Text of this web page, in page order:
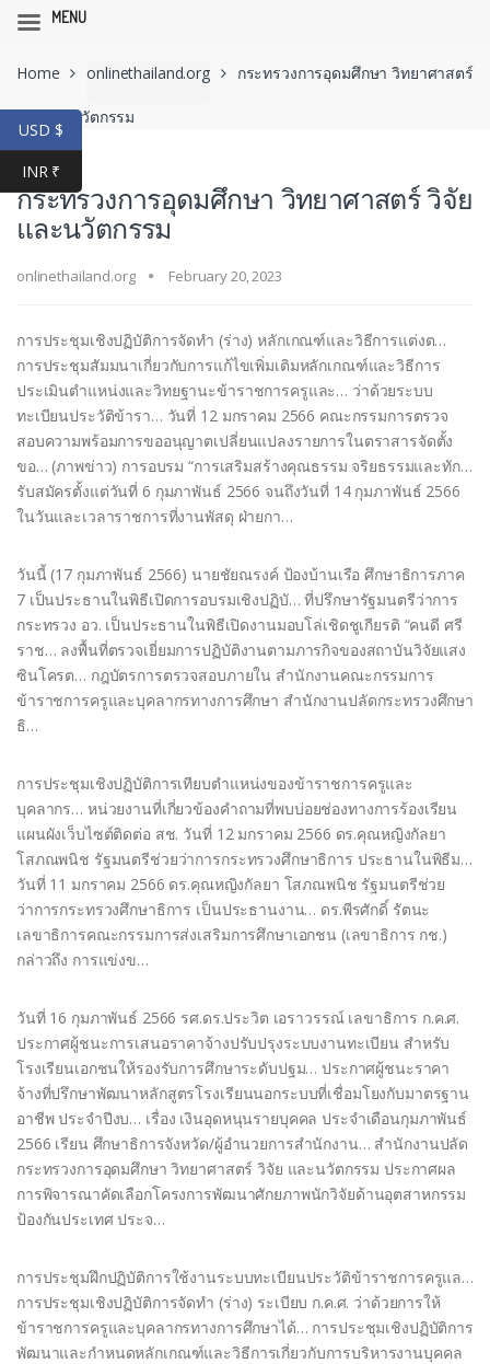
navigation
content
Home onlinethailand.org กระทรวงการอุดมศึกษา วิทยาศาสตร์
วิจัยและนวัตกรรม
กระทรวงการอุดมศึกษา วิทยาศาสตร์ วิจัย
และนวัตกรรม
onlinethailand.org February 20, 2023
การประชุมเชิงปฏิบัติการจัดทำ (ร่าง) หลักเกณฑ์และวิธีการแต่งต…
การประชุมสัมมนาเกี่ยวกับการแก้ไขเพิ่มเติมหลักเกณฑ์และวิธีการ
ประเมินตำแหน่งและวิทยฐานะข้าราชการครูและ… ว่าด้วยระบบ
ทะเบียนประวัติข้ารา… วันที่ 12 มกราคม 2566 คณะกรรมการตรวจ
สอบความพร้อมการขออนุญาตเปลี่ยนแปลงรายการในตราสารจัดตั้ง
ขอ… (ภาพข่าว) การอบรม “การเสริมสร้างคุณธรรม จริยธรรมและทัก…
รับสมัครตั้งแต่วันที่ 6 กุมภาพันธ์ 2566 จนถึงวันที่ 14 กุมภาพันธ์ 2566
ในวันและเวลาราชการที่งานพัสดุ ฝ่ายกา…
วันนี้ (17 กุมภาพันธ์ 2566) นายชัยณรงค์ ป้องบ้านเรือ ศึกษาธิการภาค
7 เป็นประธานในพิธีเปิดการอบรมเชิงปฏิบั… ที่ปรึกษารัฐมนตรีว่าการ
กระทรวง อว. เป็นประธานในพิธีเปิดงานมอบโล่เชิดชูเกียรติ “คนดี ศรี
ราช… ลงพื้นที่ตรวจเยี่ยมการปฏิบัติงานตามภารกิจของสถาบันวิจัยแสง
ซินโครต… กฎบัตรการตรวจสอบภายใน สำนักงานคณะกรรมการ
ข้าราชการครูและบุคลากรทางการศึกษา สำนักงานปลัดกระทรวงศึกษา
ธิ…
การประชุมเชิงปฏิบัติการเทียบตำแหน่งของข้าราชการครูและ
บุคลากร… หน่วยงานที่เกี่ยวข้องคำถามที่พบบ่อยช่องทางการร้องเรียน
แผนผังเว็บไซต์ติดต่อ สช. วันที่ 12 มกราคม 2566 ดร.คุณหญิงกัลยา
โสภณพนิช รัฐมนตรีช่วยว่าการกระทรวงศึกษาธิการ ประธานในพิธีม…
วันที่ 11 มกราคม 2566 ดร.คุณหญิงกัลยา โสภณพนิช รัฐมนตรีช่วย
ว่าการกระทรวงศึกษาธิการ เป็นประธานงาน… ดร.พีรศักดิ์ รัตนะ
เลขาธิการคณะกรรมการส่งเสริมการศึกษาเอกชน (เลขาธิการ กช.)
กล่าวถึง การแข่งข…
วันที่ 16 กุมภาพันธ์ 2566 รศ.ดร.ประวิต เอราวรรณ์ เลขาธิการ ก.ค.ศ.
ประกาศผู้ชนะการเสนอราคาจ้างปรับปรุงระบบงานทะเบียน สำหรับ
โรงเรียนเอกชนให้รองรับการศึกษาระดับปฐม… ประกาศผู้ชนะราคา
จ้างที่ปรึกษาพัฒนาหลักสูตรโรงเรียนนอกระบบที่เชื่อมโยงกับมาตรฐาน
อาชีพ ประจำปีงบ… เรื่อง เงินอุดหนุนรายบุคคล ประจำเดือนกุมภาพันธ์
2566 เรียน ศึกษาธิการจังหวัด/ผู้อำนวยการสำนักงาน… สำนักงานปลัด
กระทรวงการอุดมศึกษา วิทยาศาสตร์ วิจัย และนวัตกรรม ประกาศผล
การพิจารณาคัดเลือกโครงการพัฒนาศักยภาพนักวิจัยด้านอุตสาหกรรม
ป้องกันประเทศ ประจ…
การประชุมฝึกปฏิบัติการใช้งานระบบทะเบียนประวัติข้าราชการครูแล…
การประชุมเชิงปฏิบัติการจัดทำ (ร่าง) ระเบียบ ก.ค.ศ. ว่าด้วยการให้
ข้าราชการครูและบุคลากรทางการศึกษาได้… การประชุมเชิงปฏิบัติการ
พัฒนาและกำหนดหลักเกณฑ์และวิธีการเกี่ยวกับการบริหารงานบุคคล
USD $
INR ₹
MENU